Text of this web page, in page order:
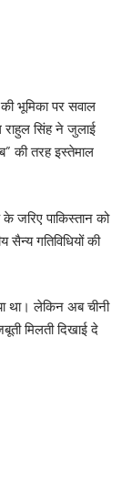
भूमिका पर सवाल
सिंह ने जुलाई
की तरह इस्तेमाल
जरिए पाकिस्तान को
गतिविधियों की
था। लेकिन अब चीनी
मिलती दिखाई दे